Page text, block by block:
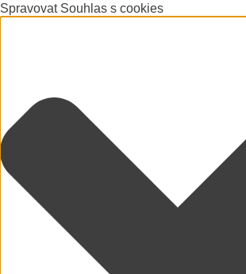
Spravovat Souhlas s cookies